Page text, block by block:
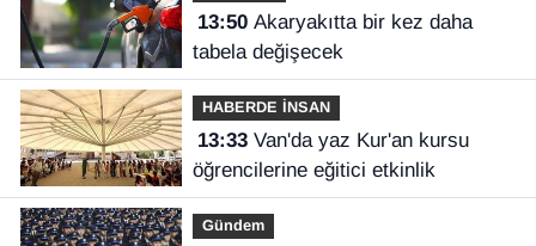
13:50Akaryakıtta bir kez daha
tabela değişecek
HABERDE İNSAN
13:33Van'da yaz Kur'an kursu
öğrencilerine eğitici etkinlik
Gündem